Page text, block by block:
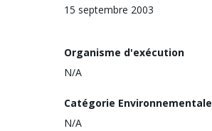
15 septembre 2003
Organisme d'exécution
N/A
Catégorie Environnementale
N/A